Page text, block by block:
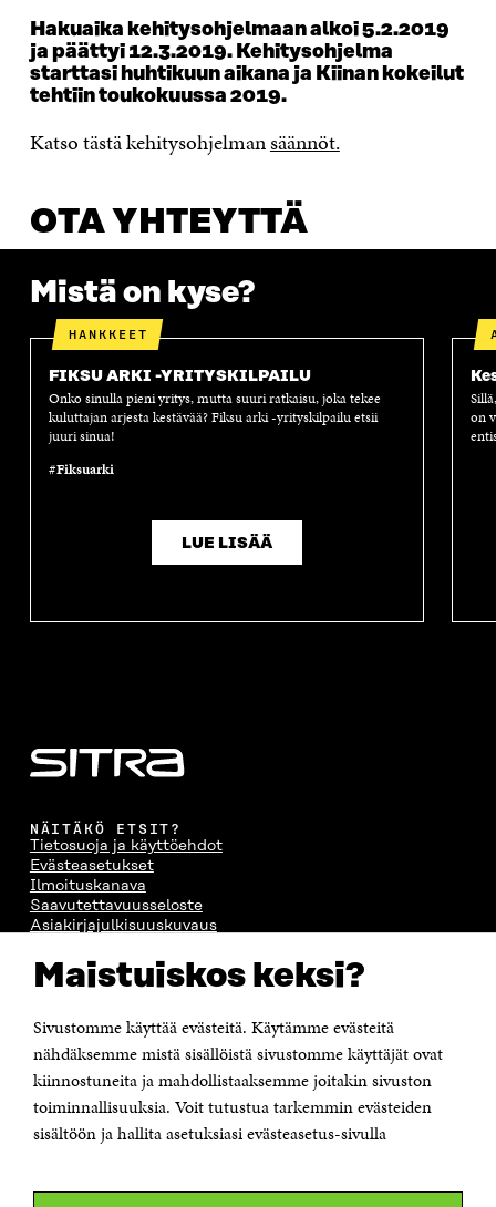
Maistuiskos keksi?
Sivustomme käyttää evästeitä. Käytämme evästeitä
nähdäksemme mistä sisällöistä sivustomme käyttäjät ovat
kiinnostuneita ja mahdollistaaksemme joitakin sivuston
toiminnallisuuksia. Voit tutustua tarkemmin evästeiden
sisältöön ja hallita asetuksiasi evästeasetus-sivulla
Hakuaika kehitysohjelmaan alkoi 5.2.2019
ja päättyi 12.3.2019. Kehitysohjelma
starttasi huhtikuun aikana ja Kiinan kokeilut
tehtiin toukokuussa 2019.
Katso tästä kehitysohjelmansäännöt.
OTA YHTEYTTÄ
Mistä on kyse?
HANKKEET
FIKSU ARKI -YRITYSKILPAILU
Onko sinulla pieni yritys, mutta suuri ratkaisu, joka tekee
kuluttajan arjesta kestävää? Fiksu arki -yrityskilpailu etsii
juuri sinua!
#Fiksuarki
LUE LISÄÄ
on
NÄITÄKÖ ETSIT?
Tietosuoja ja käyttöehdot
Evästeasetukset
Ilmoituskanava
Saavutettavuusseloste
Asiakirjajulkisuuskuvaus
Suomen itsenäisyyden juhlarahasto Sitra
Itämerenkatu 11-13, PL 160,
00181 Helsinki
Puhelin +358 294 618 991
etunimi.sukunimi@sitra.fi tai sitra@sitra.fi